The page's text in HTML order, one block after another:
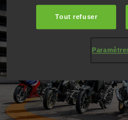
Tout refuser